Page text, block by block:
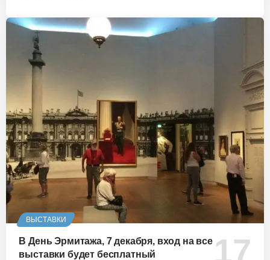
ВЫСТАВКИ
В День Эрмитажа, 7 декабря, вход на все
выставки будет бесплатный